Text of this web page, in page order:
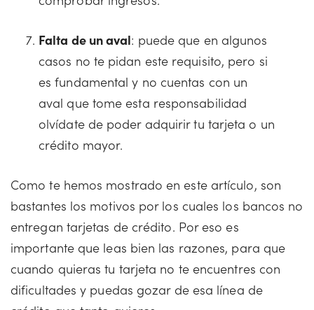
Falta de un aval: puede que en algunos
casos no te pidan este requisito, pero si
es fundamental y no cuentas con un
aval que tome esta responsabilidad
olvídate de poder adquirir tu tarjeta o un
crédito mayor.
Como te hemos mostrado en este artículo, son
bastantes los motivos por los cuales los bancos no
entregan tarjetas de crédito. Por eso es
importante que leas bien las razones, para que
cuando quieras tu tarjeta no te encuentres con
dificultades y puedas gozar de esa línea de